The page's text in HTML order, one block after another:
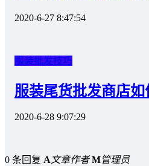
2020-6-27 8:47:54
服装批发技巧
服装尾货批发商店
2020-6-28 9:07:29
0 条回复 A文章作者 M管理员